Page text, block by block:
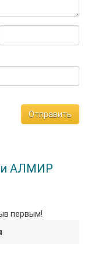
Отправить
АЛМИР
первым!